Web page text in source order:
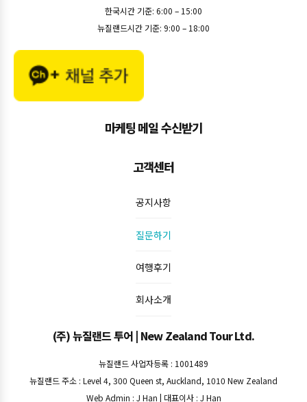
한국시간 기준: 6:00 – 15:00
뉴질랜드시간 기준: 9:00 – 18:00
마케팅 메일 수신받기
고객센터
공지사항
질문하기
여행후기
회사소개
(주) 뉴질랜드 투어 | New Zealand Tour Ltd.
뉴질랜드 사업자등록 : 1001489
뉴질랜드 주소 : Level 4, 300 Queen st, Auckland, 1010 New Zealand
Web Admin : J Han | 대표이사 : J Han